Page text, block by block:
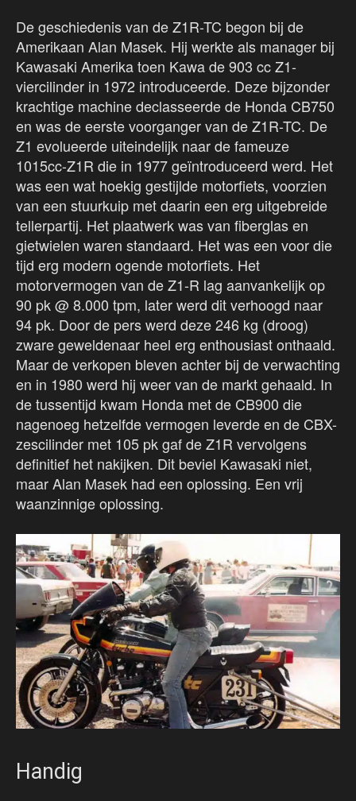
De geschiedenis van de Z1R-TC begon bij de
Amerikaan Alan Masek. Hij werkte als manager bij
Kawasaki Amerika toen Kawa de 903 cc Z1-
viercilinder in 1972 introduceerde. Deze bijzonder
krachtige machine declasseerde de Honda CB750
en was de eerste voorganger van de Z1R-TC. De
Z1 evolueerde uiteindelijk naar de fameuze
1015cc-Z1R die in 1977 geïntroduceerd werd. Het
was een wat hoekig gestijlde motorfiets, voorzien
van een stuurkuip met daarin een erg uitgebreide
tellerpartij. Het plaatwerk was van fiberglas en
gietwielen waren standaard. Het was een voor die
tijd erg modern ogende motorfiets. Het
motorvermogen van de Z1-R lag aanvankelijk op
90 pk @ 8.000 tpm, later werd dit verhoogd naar
94 pk. Door de pers werd deze 246 kg (droog)
zware geweldenaar heel erg enthousiast onthaald.
Maar de verkopen bleven achter bij de verwachting
en in 1980 werd hij weer van de markt gehaald. In
de tussentijd kwam Honda met de CB900 die
nagenoeg hetzelfde vermogen leverde en de CBX-
zescilinder met 105 pk gaf de Z1R vervolgens
definitief het nakijken. Dit beviel Kawasaki niet,
maar Alan Masek had een oplossing. Een vrij
waanzinnige oplossing.
Handig